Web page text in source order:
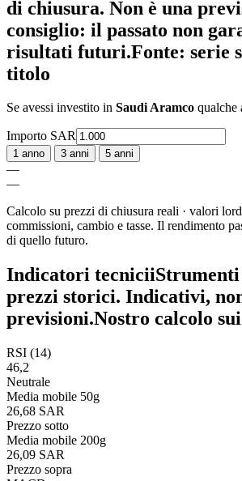
di chiusura. Non è una
consiglio: il passato non
risultati futuri.Fonte: serie
titolo
Se avessi investito in Saudi Aramco qualche
Importo SAR
1 anno 3 anni 5 anni
—
—
Calcolo su prezzi di chiusura reali · valori
commissioni, cambio e tasse. Il rendimento
di quello futuro.
Indicatori tecnicii
prezzi storici. Indicativi,
previsioni.Nostro calcolo
RSI (14)
46,2
Neutrale
Media mobile 50g
26,68 SAR
Prezzo sotto
Media mobile 200g
26,09 SAR
Prezzo sopra